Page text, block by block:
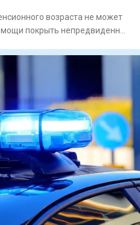
возраста не может
покрыть непредвиденные